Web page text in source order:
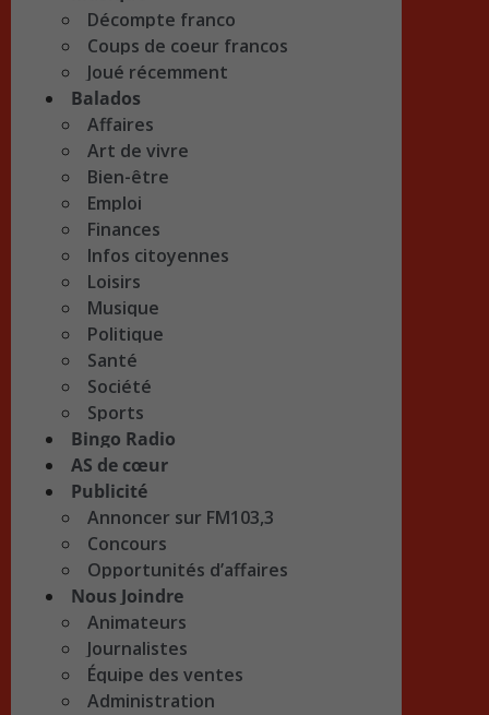
Décompte franco
Coups de coeur francos
Joué récemment
Balados
Affaires
Art de vivre
Bien-être
Emploi
Finances
Infos citoyennes
Loisirs
Musique
Politique
Santé
Société
Sports
Bingo Radio
AS de cœur
Publicité
Annoncer sur FM103,3
Concours
Opportunités d’affaires
Nous Joindre
Animateurs
Journalistes
Équipe des ventes
Administration